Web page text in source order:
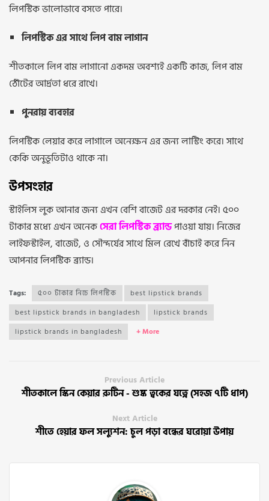
লিপস্টিক ভালোভাবে বসতে পারে।
লিপস্টিক এর সাথে লিপ বাম লাগান
শীতকালে লিপ বাম লাগানো একদম অবশ্যই একটি কাজ, লিপ বাম
ঠোঁটের আর্দ্রতা ধরে রাখে।
পুনরায় ব্যবহার
লিপস্টিক লেয়ার করে লাগালে অনেক্ষন এর জন্য লাস্টিং করে। সাথে
কেকি অনুভূতিটাও থাকে না।
উপসংহার
স্টাইলিস লুক আনার জন্য এখন বেশি বাজেট এর দরকার নেই। ৫০০
টাকার মধ্যে এখন অনেকসেরা লিপস্টিক ব্র্যান্ডপাওয়া যায়। নিজের
লাইফস্টাইল, বাজেট, ও সৌন্দর্যের সাথে মিল রেখে বাঁচাই করে নিন
আপনার লিপস্টিক ব্র্যান্ড।
Tags: ৫০০ টাকার নিচে লিপস্টিক
best lipstick brands
best lipstick brands in bangladesh
lipstick brands
lipstick brands in bangladesh
+ More
Previous Article
শীতকালে স্কিন কেয়ার রুটিন - শুষ্ক ত্বকের যত্নে (সহজ ৭টি ধাপ)
Next Article
শীতে হেয়ার ফল সল্যুশন: চুল পড়া বন্ধের ঘরোয়া উপায়